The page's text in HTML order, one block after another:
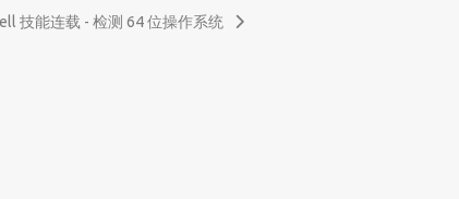
技能连载 - 检测 64 位操作系统